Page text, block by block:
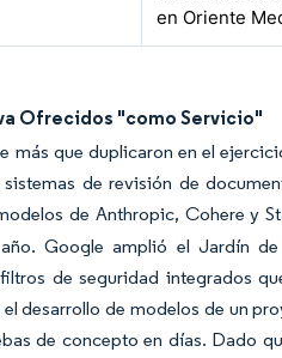
en Oriente
Ofrecidos "como Servicio"
que duplicaron en el
de revisión de
de Anthropic, Cohere y
Google amplió el Jardín
de seguridad integrados
desarrollo de modelos de un
de concepto en días. Dado